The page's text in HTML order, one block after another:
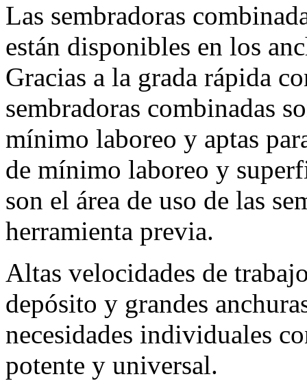
Las sembradoras
están disponibles en los
Gracias a la grada rápida
sembradoras combinadas
mínimo laboreo y aptas
de mínimo laboreo y
son el área de uso de las
herramienta previa.
Altas velocidades de
depósito y grandes
necesidades individuales
potente y universal.